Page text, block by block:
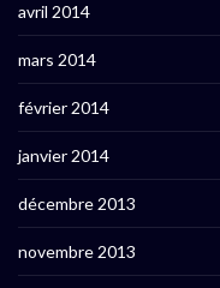
avril 2014
mars 2014
février 2014
janvier 2014
décembre 2013
novembre 2013